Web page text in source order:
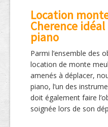
Location
Cherence
piano
Parmi l’ensemble des
location de monte
amenés à déplacer,
piano, l’un des
doit également faire
soignée lors de son